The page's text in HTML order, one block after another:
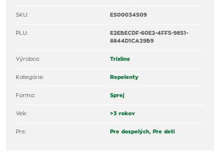
SKU: ES00034509
PLU:
E2EBECDF-60E2-4FF5-9851-
8844D1CA29B9
Výrobca: Trixline
Kategórie: Repelenty
Forma: Sprej
Vek: >3 rokov
Pre: Pre dospelých, Pre deti